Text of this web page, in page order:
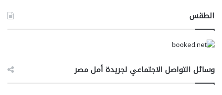
الطقس
وسائل التواصل الاجتماعي لجريدة أمل مصر